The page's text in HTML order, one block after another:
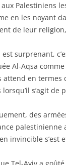
Palestiniens
en les noyant
de leur
est surprenant,
Al-Aqsa
attend en termes
lorsqu’il s’agit de
des
palestinienne
invincible s’est